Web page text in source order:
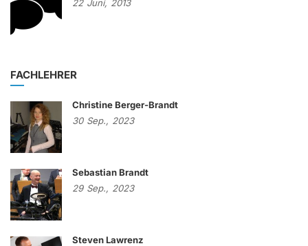
22 Juni, 2013
FACHLEHRER
Christine Berger-Brandt
30 Sep., 2023
Sebastian Brandt
29 Sep., 2023
Steven Lawrenz